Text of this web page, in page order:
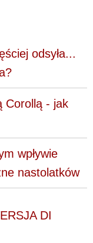
odsyła...
Corollą - jak
wpływie
nastolatków
DI